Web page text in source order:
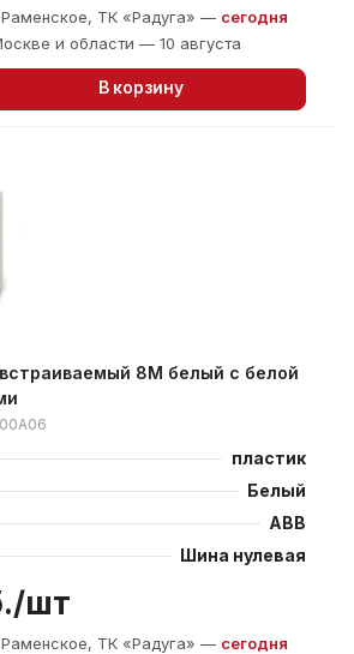
Раменское, ТК «Радуга» — сегодня
и области — 10 августа
В корзину
встраиваемый 8М белый с белой
пластик
Белый
ABB
Шина нулевая
шт
Раменское, ТК «Радуга» — сегодня